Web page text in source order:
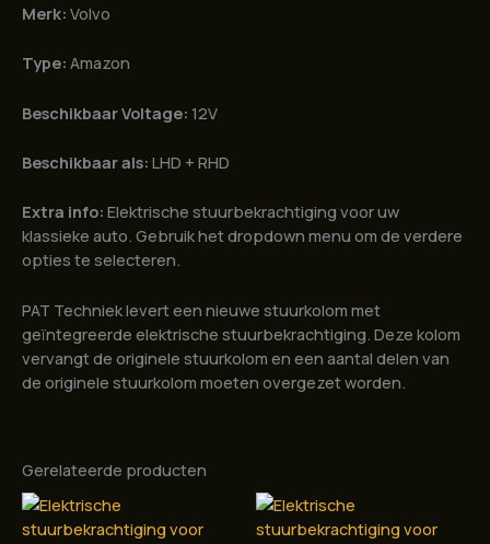
Merk: Volvo
Type: Amazon
Beschikbaar Voltage: 12V
Beschikbaar als: LHD + RHD
Extra info: Elektrische stuurbekrachtiging voor uw
klassieke auto. Gebruik het dropdown menu om de verdere
opties te selecteren.
PAT Techniek levert een nieuwe stuurkolom met
geïntegreerde elektrische stuurbekrachtiging. Deze kolom
vervangt de originele stuurkolom en een aantal delen van
de originele stuurkolom moeten overgezet worden.
Gerelateerde producten